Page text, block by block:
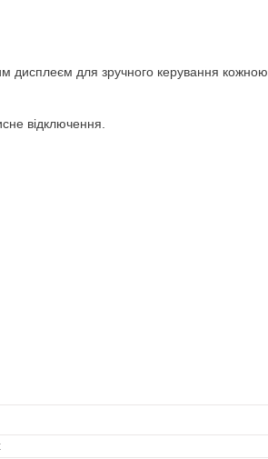
дисплеєм для зручного керування кожною
відключення.